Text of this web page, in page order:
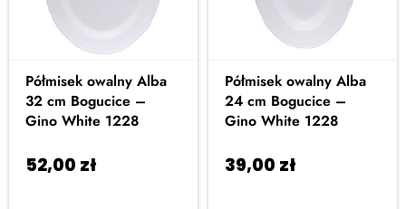
Półmisek owalny Alba
32 cm Bogucice –
Gino White 1228
52,00 zł
Półmisek owalny Alba
24 cm Bogucice –
Gino White 1228
39,00 zł